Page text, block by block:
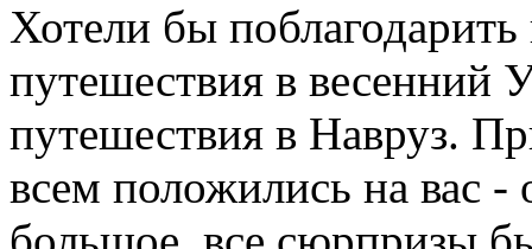
Хотели бы
путешествия в весенний
путешествия в Навруз.
всем положились на вас -